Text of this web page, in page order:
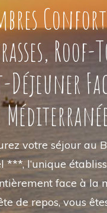
Roof-
votre séjour au
***, l’unique
face à la
de repos, vous